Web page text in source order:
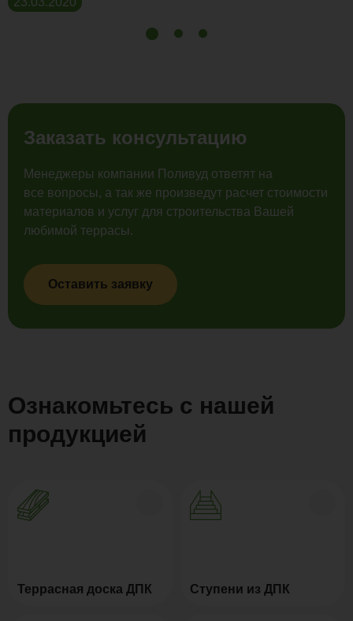
Заказать консультацию
Менеджеры компании Поливуд ответят на
все вопросы, а так же произведут расчет стоимости
материалов и услуг для строительства Вашей
любимой террасы.
Оставить заявку
Ознакомьтесь с нашей
продукцией
Террасная доска ДПК Ступени из ДПК